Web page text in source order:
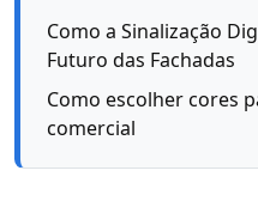
Como a Sinalização
Futuro das Fachadas
Como escolher cores
comercial